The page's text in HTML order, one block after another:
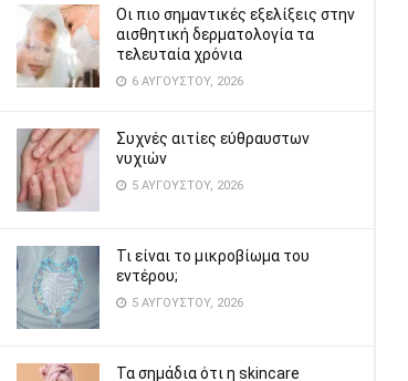
Οι πιο σημαντικές εξελίξεις στην
αισθητική δερματολογία τα
τελευταία χρόνια
6 ΑΥΓΟΎΣΤΟΥ, 2026
Συχνές αιτίες εύθραυστων
νυχιών
5 ΑΥΓΟΎΣΤΟΥ, 2026
Τι είναι το μικροβίωμα του
εντέρου;
5 ΑΥΓΟΎΣΤΟΥ, 2026
Τα σημάδια ότι η skincare